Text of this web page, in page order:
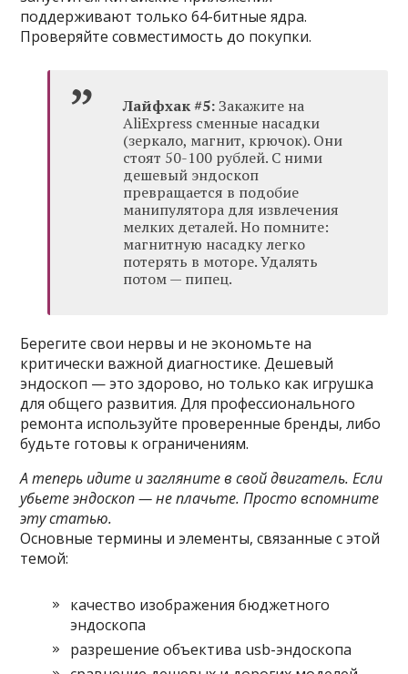
поддерживают только 64-битные ядра.
Проверяйте совместимость до покупки.
Лайфхак #5:Закажите на
AliExpress сменные насадки
(зеркало, магнит, крючок). Они
стоят 50-100 рублей. С ними
дешевый эндоскоп
превращается в подобие
манипулятора для извлечения
мелких деталей. Но помните:
магнитную насадку легко
потерять в моторе. Удалять
потом — пипец.
Берегите свои нервы и не экономьте на
критически важной диагностике. Дешевый
эндоскоп — это здорово, но только как игрушка
для общего развития. Для профессионального
ремонта используйте проверенные бренды, либо
будьте готовы к ограничениям.
А теперь идите и загляните в свой двигатель. Если
убьете эндоскоп — не плачьте. Просто вспомните
эту статью.
Основные термины и элементы, связанные с этой
темой:
качество изображения бюджетного
эндоскопа
разрешение объектива usb-эндоскопа